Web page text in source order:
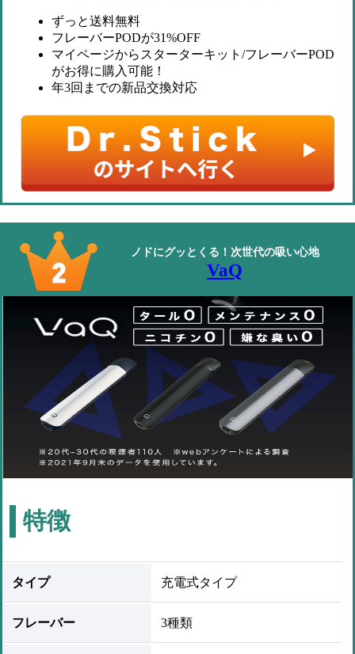
ずっと送料無料
フレーバーPODが31%OFF
マイページからスターターキット/フレーバーPOD
がお得に購入可能！
年3回までの新品交換対応
ノドにグッとくる！次世代の吸い心地
VaQ
特徴
タイプ 充電式タイプ
フレーバー 3種類